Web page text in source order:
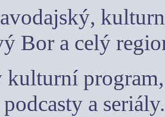
Bor a celý
kulturní
a seriály.